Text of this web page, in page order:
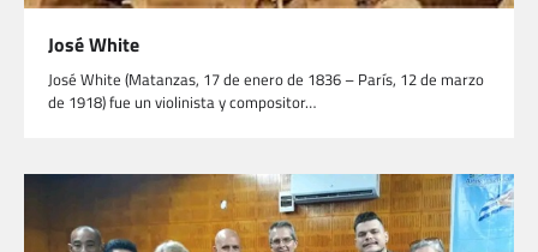
José White
José White (Matanzas, 17 de enero de 1836 – París, 12 de marzo
de 1918) fue un violinista y compositor…